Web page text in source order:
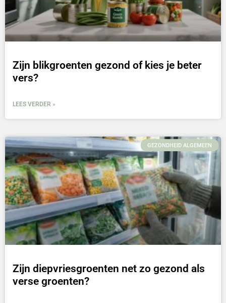
Zijn blikgroenten gezond of kies je beter
vers?
LEES VERDER »
GEZONDHEID ALGEMEEN
Zijn diepvriesgroenten net zo gezond als
verse groenten?